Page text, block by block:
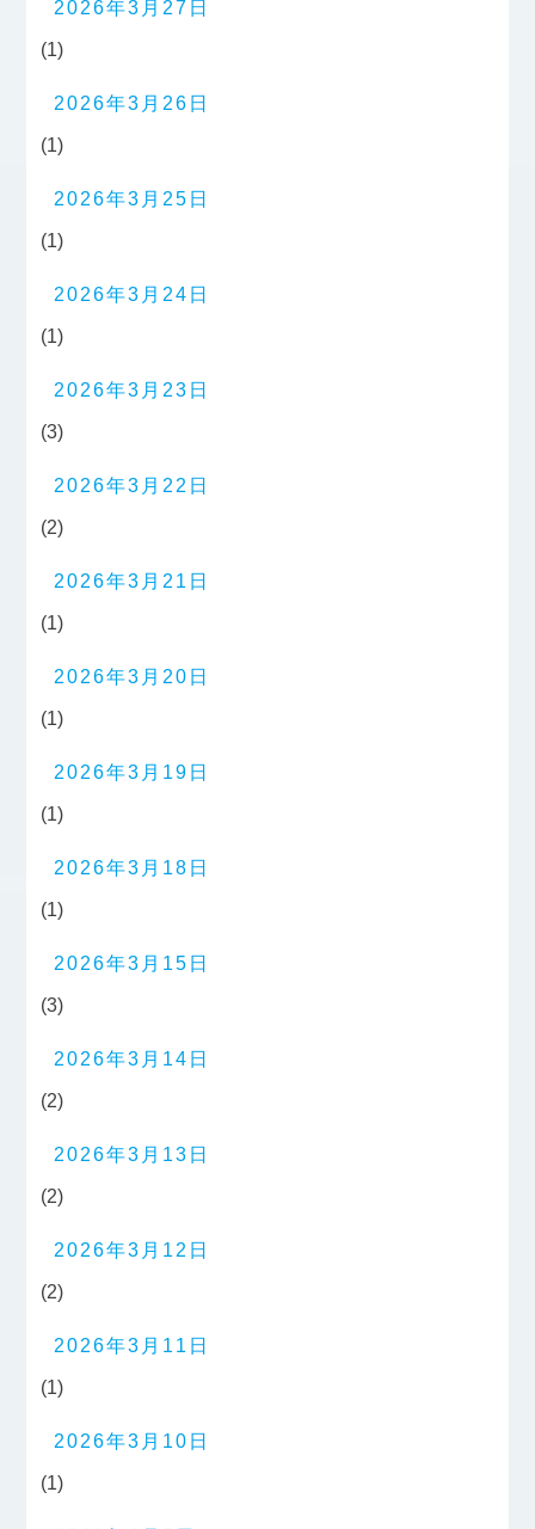
2026年3月27日
(1)
2026年3月26日
(1)
2026年3月25日
(1)
2026年3月24日
(1)
2026年3月23日
(3)
2026年3月22日
(2)
2026年3月21日
(1)
2026年3月20日
(1)
2026年3月19日
(1)
2026年3月18日
(1)
2026年3月15日
(3)
2026年3月14日
(2)
2026年3月13日
(2)
2026年3月12日
(2)
2026年3月11日
(1)
2026年3月10日
(1)